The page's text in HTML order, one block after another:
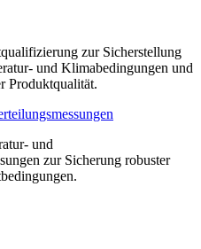
zur Sicherstellung
und Klimabedingungen und
Produktqualität.
und
zur Sicherung robuster